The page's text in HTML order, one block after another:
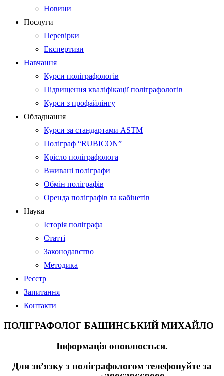
Новини
Послуги
Перевірки
Експертизи
Навчання
Курси поліграфологів
Підвищення кваліфікації поліграфологів
Курси з профайлінгу
Обладнання
Курси за стандартами ASTM
Поліграф “RUBICON”
Крісло поліграфолога
Вживані поліграфи
Обмін поліграфів
Оренда поліграфів та кабінетів
Наука
Історія поліграфа
Статті
Законодавство
Методика
Реєстр
Запитання
Контакти
ПОЛІГРАФОЛОГ БАШИНСЬКИЙ МИХАЙЛО
Інформація оновлюється.
Для зв’язку з поліграфологом телефонуйте за